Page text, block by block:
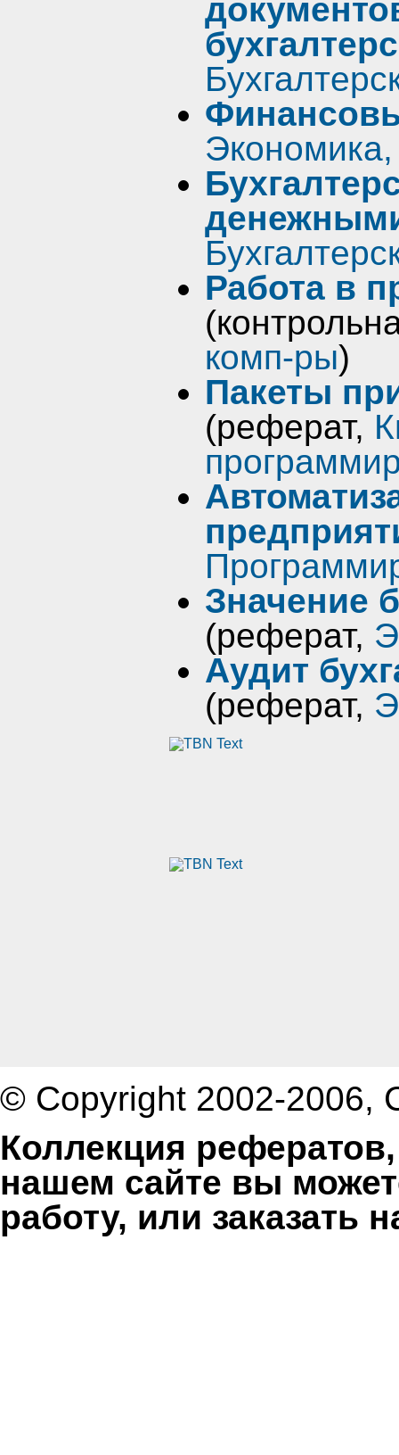
Работа в
комп-ры)
Пакеты
(реферат,
Значение
(реферат,
Аудит
(реферат,
© Copyright 2002-2006,
Коллекция
нашем сайте вы
работу, или заказать